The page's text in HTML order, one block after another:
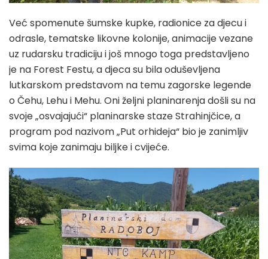
Već spomenute šumske kupke, radionice za djecu i
odrasle, tematske likovne kolonije, animacije vezane
uz rudarsku tradiciju i još mnogo toga predstavljeno
je na Forest Festu, a djeca su bila oduševljena
lutkarskom predstavom na temu zagorske legende
o Čehu, Lehu i Mehu. Oni željni planinarenja došli su na
svoje „osvajajući“ planinarske staze Strahinjčice, a
program pod nazivom „Put orhideja“ bio je zanimljiv
svima koje zanimaju biljke i cvijeće.